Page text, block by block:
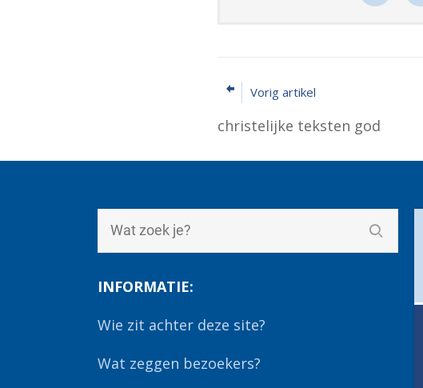
Vorig artikel
christelijke teksten god
INFORMATIE:
Wie zit achter deze site?
Wat zeggen bezoekers?